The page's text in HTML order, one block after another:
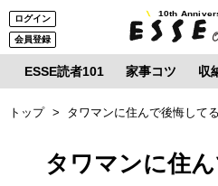
ログイン
会員登録
10th
ESSE読者101 家事コツ 収
トップ タワマンに住んで後悔してる
タワマンに住